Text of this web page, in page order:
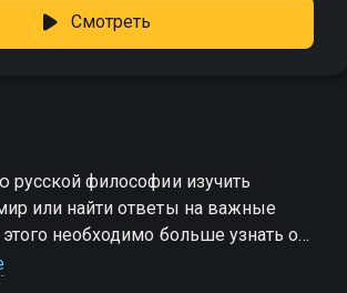
Смотреть
философии изучить
или найти ответы на важные
необходимо больше узнать о
в чем же уникальность